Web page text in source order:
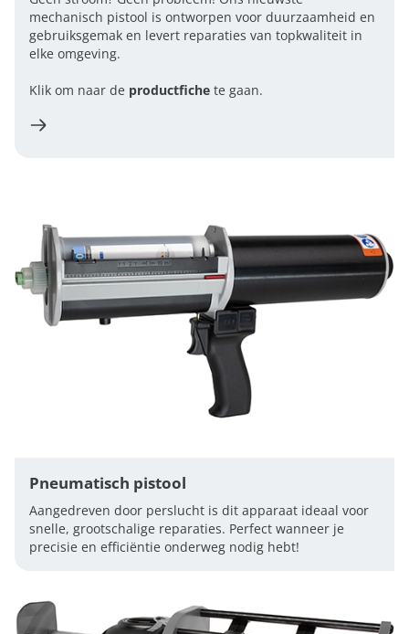
mechanisch pistool is ontworpen voor duurzaamheid en
gebruiksgemak en levert reparaties van topkwaliteit in
elke omgeving.
Klik om naar de productfiche te gaan.
Pneumatisch pistool
Aangedreven door perslucht is dit apparaat ideaal voor
snelle, grootschalige reparaties. Perfect wanneer je
precisie en efficiëntie onderweg nodig hebt!